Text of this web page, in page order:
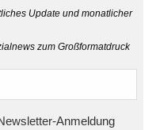
Update und monatlicher
zum Großformatdruck
Anmeldung